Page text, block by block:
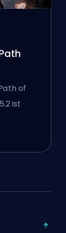
of
ist